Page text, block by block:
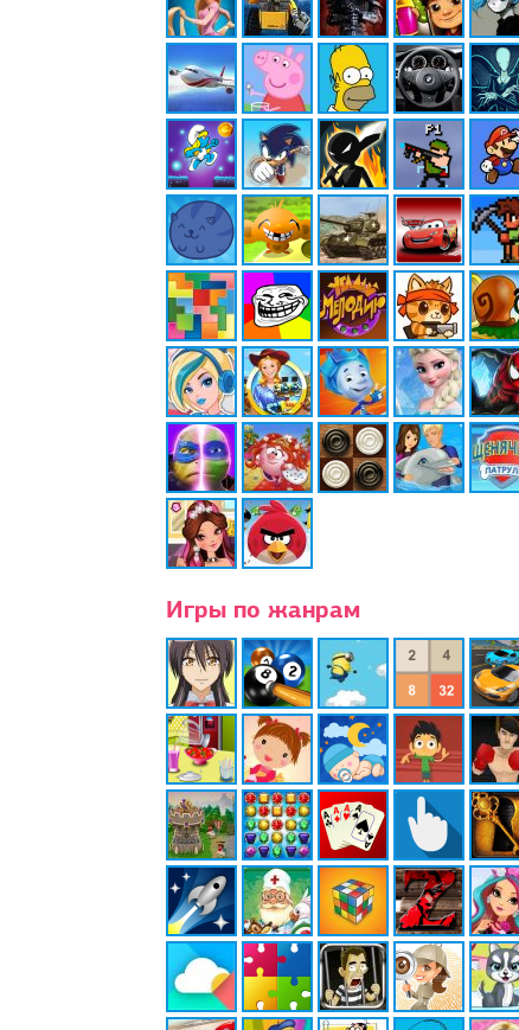
Игры по жанрам